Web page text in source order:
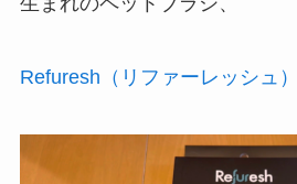
Refuresh（リファーレッシュ）